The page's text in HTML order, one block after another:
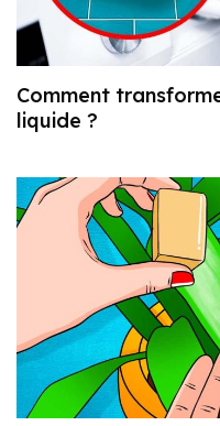
Comment
liquide ?